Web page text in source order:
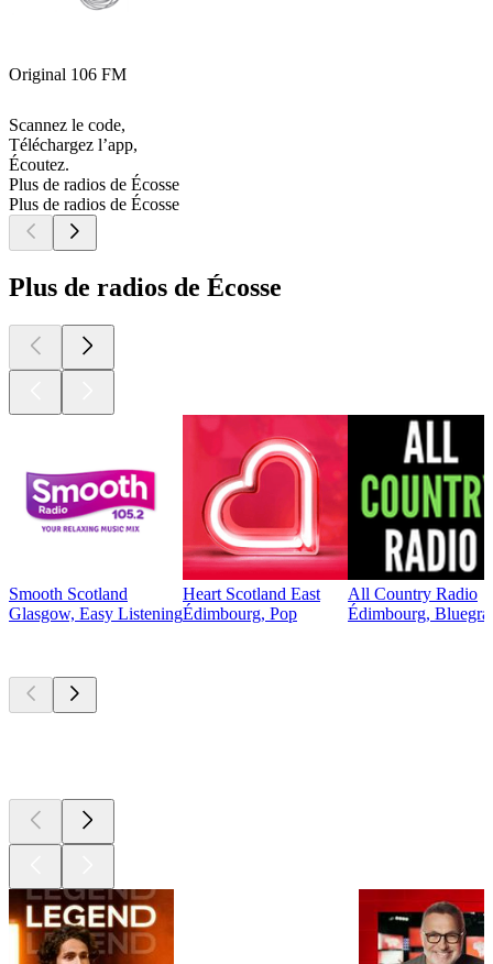
Original 106 FM
Scannez le code,
Téléchargez l’app,
Écoutez.
Plus de radios de Écosse
Plus de radios de Écosse
Plus de radios de Écosse
Smooth Scotland
Glasgow, Easy Listening
Heart Scotland East
Édimbourg, Pop
All Country Radio
Édimbourg,